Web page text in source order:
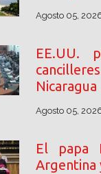
Agosto 05,
EE.UU.
Nicaragua
Agosto 05,
El papa
Argentina